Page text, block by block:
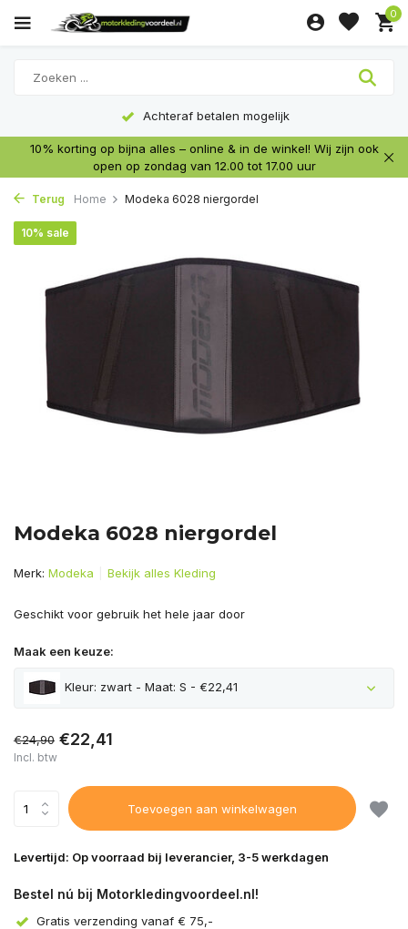
0
Achteraf betalen mogelijk
10% korting op bijna alles – online & in de winkel! Wij zijn ook
open op zondag van 12.00 tot 17.00 uur
Terug Home Modeka 6028 niergordel
Modeka 6028 niergordel
10% sale
Merk: Modeka Bekijk alles Kleding
Geschikt voor gebruik het hele jaar door
Maak een keuze:
Kleur: zwart - Maat: S - €22,41
€24,90 €22,41
Incl. btw
Toevoegen aan winkelwagen
Levertijd: Op voorraad bij leverancier, 3-5 werkdagen
Bestel nú bij Motorkledingvoordeel.nl!
Gratis verzending vanaf € 75,-